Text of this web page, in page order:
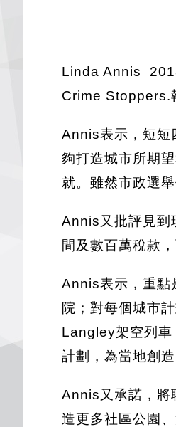
Linda Annis
Crime Stoppers.
Annis表示，短短
夠打造城市所期
就。雖然市政選
Annis又批評見到
間及數百萬稅款
Annis表示，重點
院；對每個城市
Langley架空列車
計劃，為當地創
Annis又承諾，將
造更多社區公園